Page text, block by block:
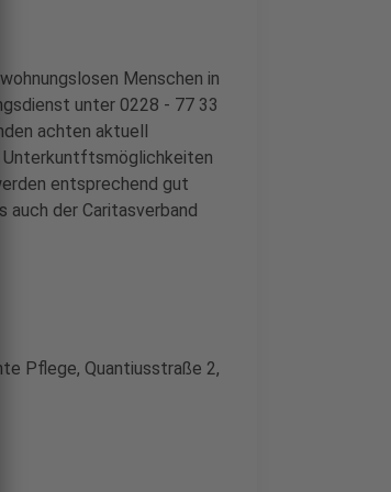
Menschen in
unter 0228 - 77 33
achten aktuell
Unterkuntftsmöglichkeiten
entsprechend gut
der Caritasverband
Pflege, Quantiusstraße 2,